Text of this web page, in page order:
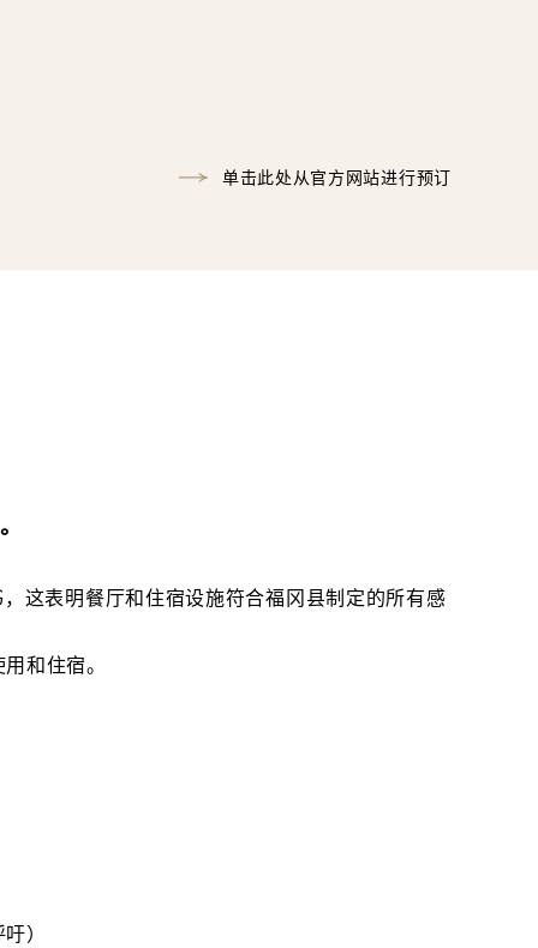
单击此处从官方网站进行预订
这表明餐厅和住宿设施符合福冈县制定的所有感
和住宿。
）